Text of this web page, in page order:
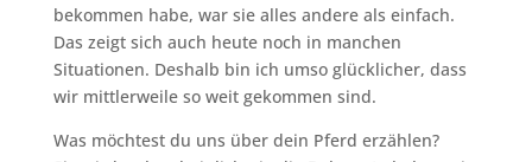
bekommen habe, war sie alles andere als einfach.
Das zeigt sich auch heute noch in manchen
Situationen. Deshalb bin ich umso glücklicher, dass
wir mittlerweile so weit gekommen sind.
Was möchtest du uns über dein Pferd erzählen?